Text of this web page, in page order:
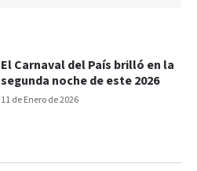
11 de Enero de 2026
El Carnaval del País brilló en la
segunda noche de este 2026